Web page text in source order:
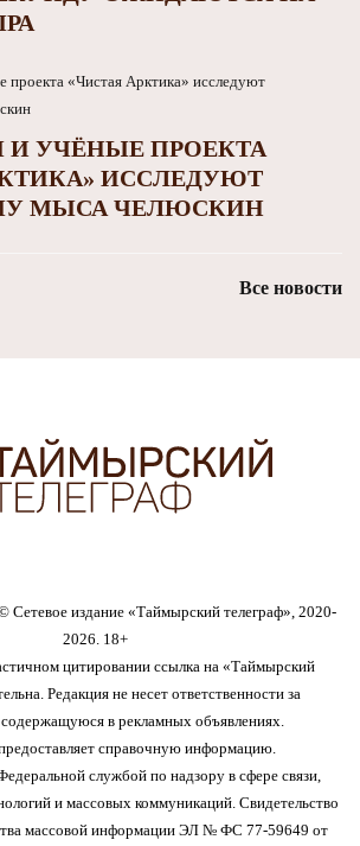
И УЧЁНЫЕ ПРОЕКТА
ИССЛЕДУЮТ
МЫСА ЧЕЛЮСКИН
Все новости
издание «Таймырский телеграф», 2020-
2026. 18+
цитировании ссылка на «Таймырский
Редакция не несет ответственности за
в рекламных объявлениях.
справочную информацию.
службой по надзору в сфере связи,
и массовых коммуникаций. Свидетельство
массовой информации ЭЛ № ФС 77-59649 от